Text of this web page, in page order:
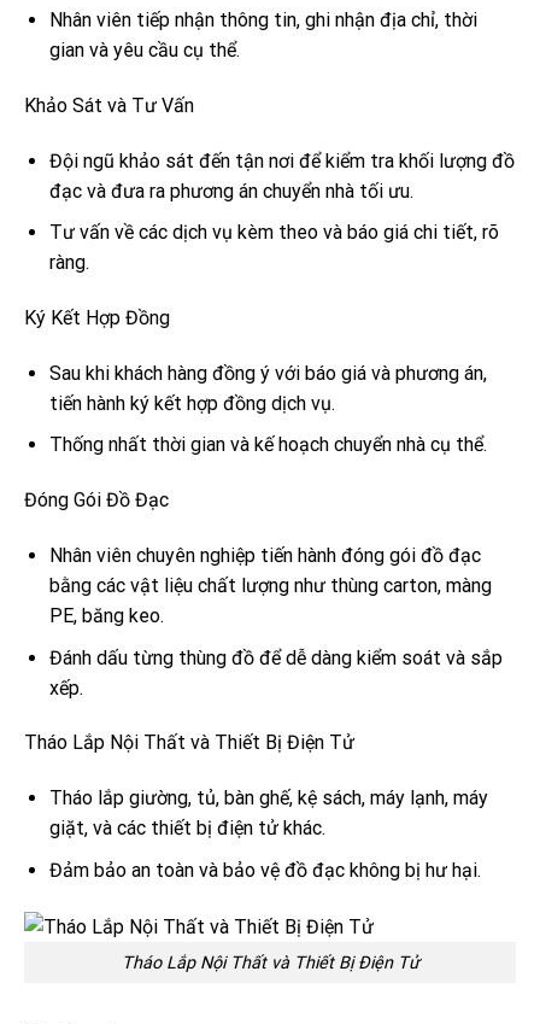
Nhân viên tiếp nhận thông tin, ghi nhận địa chỉ, thời
gian và yêu cầu cụ thể.
Khảo Sát và Tư Vấn
Đội ngũ khảo sát đến tận nơi để kiểm tra khối lượng đồ
đạc và đưa ra phương án chuyển nhà tối ưu.
Tư vấn về các dịch vụ kèm theo và báo giá chi tiết, rõ
ràng.
Ký Kết Hợp Đồng
Sau khi khách hàng đồng ý với báo giá và phương án,
tiến hành ký kết hợp đồng dịch vụ.
Thống nhất thời gian và kế hoạch chuyển nhà cụ thể.
Đóng Gói Đồ Đạc
Nhân viên chuyên nghiệp tiến hành đóng gói đồ đạc
bằng các vật liệu chất lượng như thùng carton, màng
PE, băng keo.
Đánh dấu từng thùng đồ để dễ dàng kiểm soát và sắp
xếp.
Tháo Lắp Nội Thất và Thiết Bị Điện Tử
Tháo lắp giường, tủ, bàn ghế, kệ sách, máy lạnh, máy
giặt, và các thiết bị điện tử khác.
Đảm bảo an toàn và bảo vệ đồ đạc không bị hư hại.
Tháo Lắp Nội Thất và Thiết Bị Điện Tử